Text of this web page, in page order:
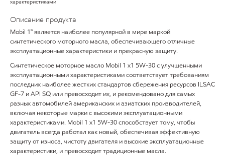
Описание продукта
Mobil 1™ является наиболее популярной в мире маркой
синтетического моторного масла, обеспечивающего отличные
эксплуатационные характеристики и прекрасную защиту.
Синтетическое моторное масло Mobil 1 x1 5W-30 с улучшенными
эксплуатационными характеристиками соответствует требованиям
последних наиболее жестких стандартов сбережения ресурсов ILSAC
GF-7 и API SQ или превосходит их, и рекомендовано для самых
разных автомобилей американских и азиатских производителей,
включая некоторые марки с высокими эксплуатационными
характеристиками. Mobil 1 x1 5W-30 способствует тому, чтобы
двигатель всегда работал как новый, обеспечивая эффективную
защиту от износа, чистоту двигателя и высокие эксплуатационные
характеристики, и превосходит традиционные масла.